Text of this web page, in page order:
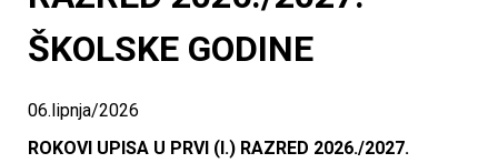
e
n
ŠKOLSKE GODINE
06.lipnja/2026
ROKOVI UPISA U PRVI (I.) RAZRED 2026./2027.